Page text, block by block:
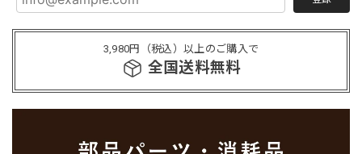
3,980円（税込）以上のご購入で
全国送料無料